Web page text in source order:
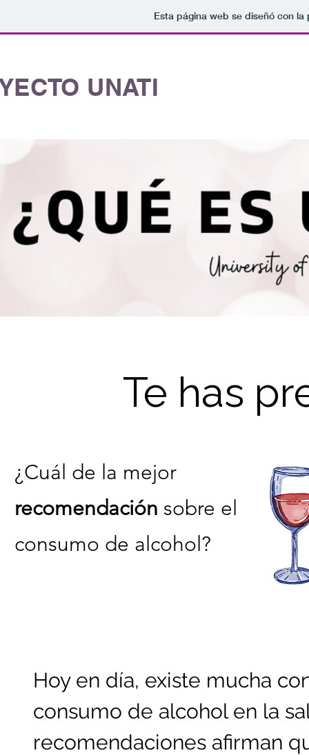
Esta página web se diseñó con
UNATI
Te has
¿Cuál de la mejor
recomendación sobre el
consumo de alcohol?
Hoy en día, existe mucha
consumo de alcohol en la
recomendaciones afirman